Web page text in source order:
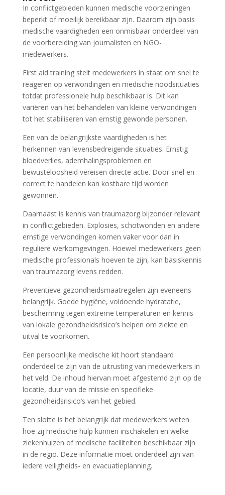
In conflictgebieden kunnen medische voorzieningen
beperkt of moeilijk bereikbaar zijn. Daarom zijn basis
medische vaardigheden een onmisbaar onderdeel van
de voorbereiding van journalisten en NGO-
medewerkers.
First aid training stelt medewerkers in staat om snel te
reageren op verwondingen en medische noodsituaties
totdat professionele hulp beschikbaar is. Dit kan
variëren van het behandelen van kleine verwondingen
tot het stabiliseren van ernstig gewonde personen.
Een van de belangrijkste vaardigheden is het
herkennen van levensbedreigende situaties. Ernstig
bloedverlies, ademhalingsproblemen en
bewusteloosheid vereisen directe actie. Door snel en
correct te handelen kan kostbare tijd worden
gewonnen.
Daarnaast is kennis van traumazorg bijzonder relevant
in conflictgebieden. Explosies, schotwonden en andere
ernstige verwondingen komen vaker voor dan in
reguliere werkomgevingen. Hoewel medewerkers geen
medische professionals hoeven te zijn, kan basiskennis
van traumazorg levens redden.
Preventieve gezondheidsmaatregelen zijn eveneens
belangrijk. Goede hygiëne, voldoende hydratatie,
bescherming tegen extreme temperaturen en kennis
van lokale gezondheidsrisico’s helpen om ziekte en
uitval te voorkomen.
Een persoonlijke medische kit hoort standaard
onderdeel te zijn van de uitrusting van medewerkers in
het veld. De inhoud hiervan moet afgestemd zijn op de
locatie, duur van de missie en specifieke
gezondheidsrisico’s van het gebied.
Ten slotte is het belangrijk dat medewerkers weten
hoe zij medische hulp kunnen inschakelen en welke
ziekenhuizen of medische faciliteiten beschikbaar zijn
in de regio. Deze informatie moet onderdeel zijn van
iedere veiligheids- en evacuatieplanning.